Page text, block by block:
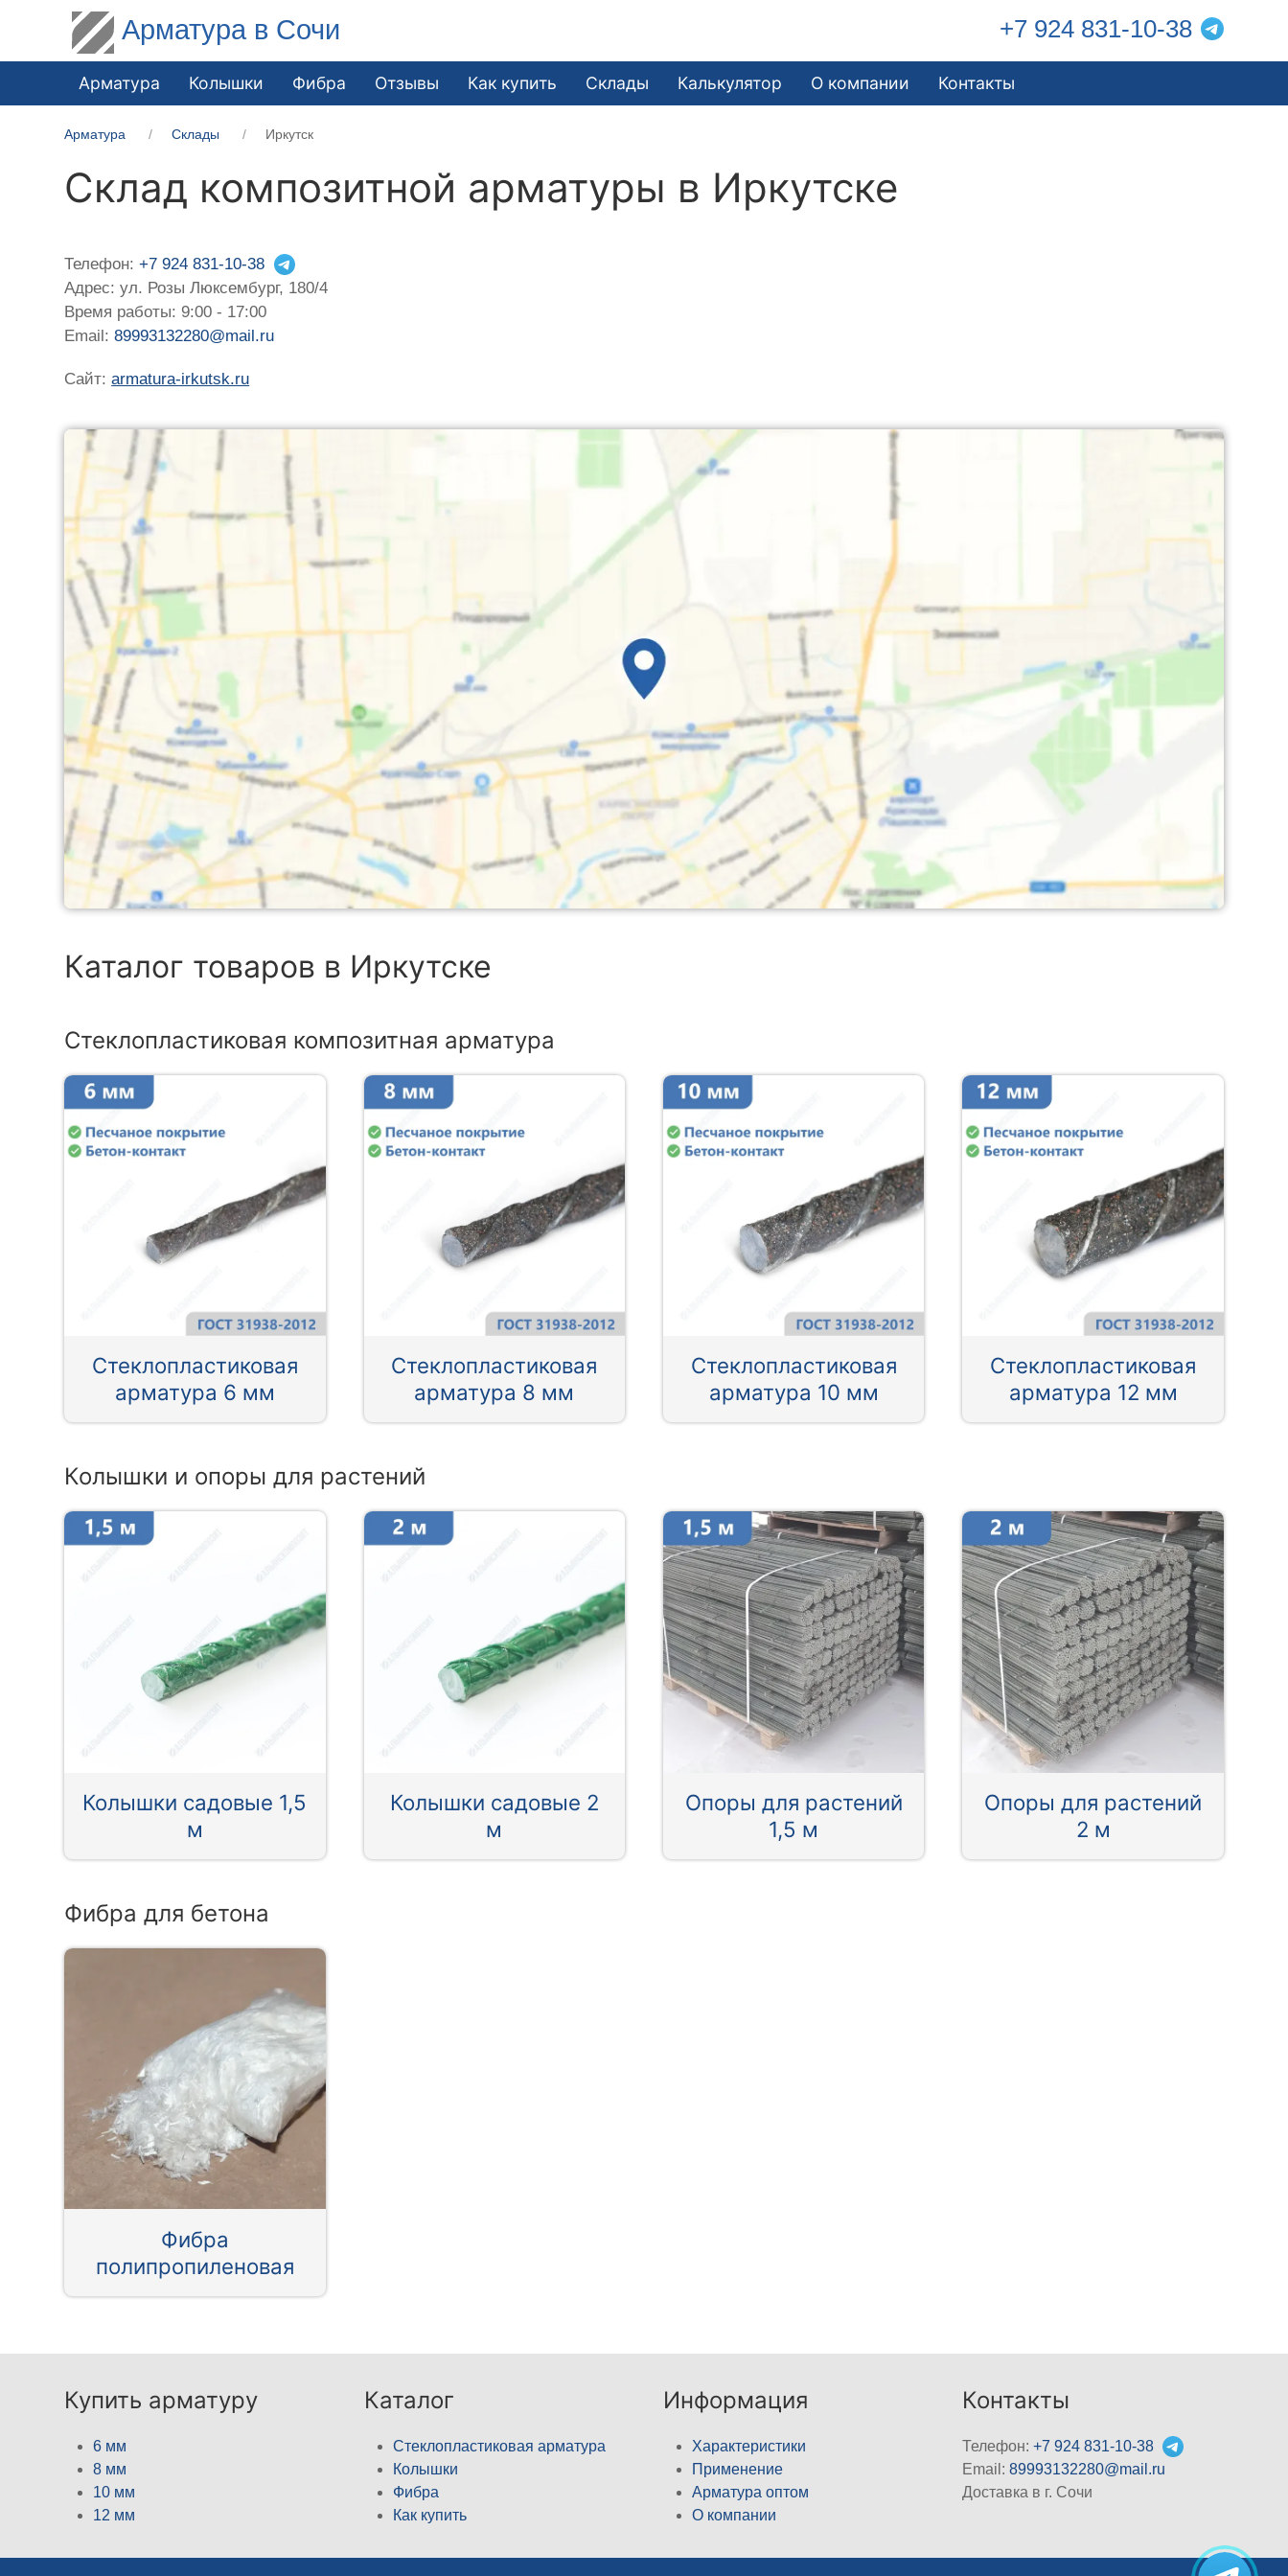
Арматура в Сочи +7 924 831-10-38
Арматура Колышки Фибра Отзывы Как купить Склады Калькулятор О компании Контакты
Арматура Склады Иркутск
Склад композитной арматуры в Иркутске
Телефон:+7 924 831-10-38
Адрес: ул. Розы Люксембург, 180/4
Время работы: 9:00 - 17:00
Email:89993132280@mail.ru
Сайт:armatura-irkutsk.ru
Каталог товаров в Иркутске
Стеклопластиковая композитная арматура
Стеклопластиковая
арматура 6 мм
Стеклопластиковая
арматура 8 мм
Стеклопластиковая
арматура 10 мм
Стеклопластиковая
арматура 12 мм
Колышки и опоры для растений
Колышки садовые 1,5
м
Колышки садовые 2
м
Опоры для растений
1,5 м
Опоры для растений
2 м
Фибра для бетона
Фибра
полипропиленовая
Купить арматуру
6 мм
8 мм
10 мм
12 мм
Каталог
Стеклопластиковая арматура
Колышки
Фибра
Как купить
Информация
Характеристики
Применение
Арматура оптом
О компании
Контакты
Телефон:+7 924 831-10-38
Email:89993132280@mail.ru
Доставка в г. Сочи